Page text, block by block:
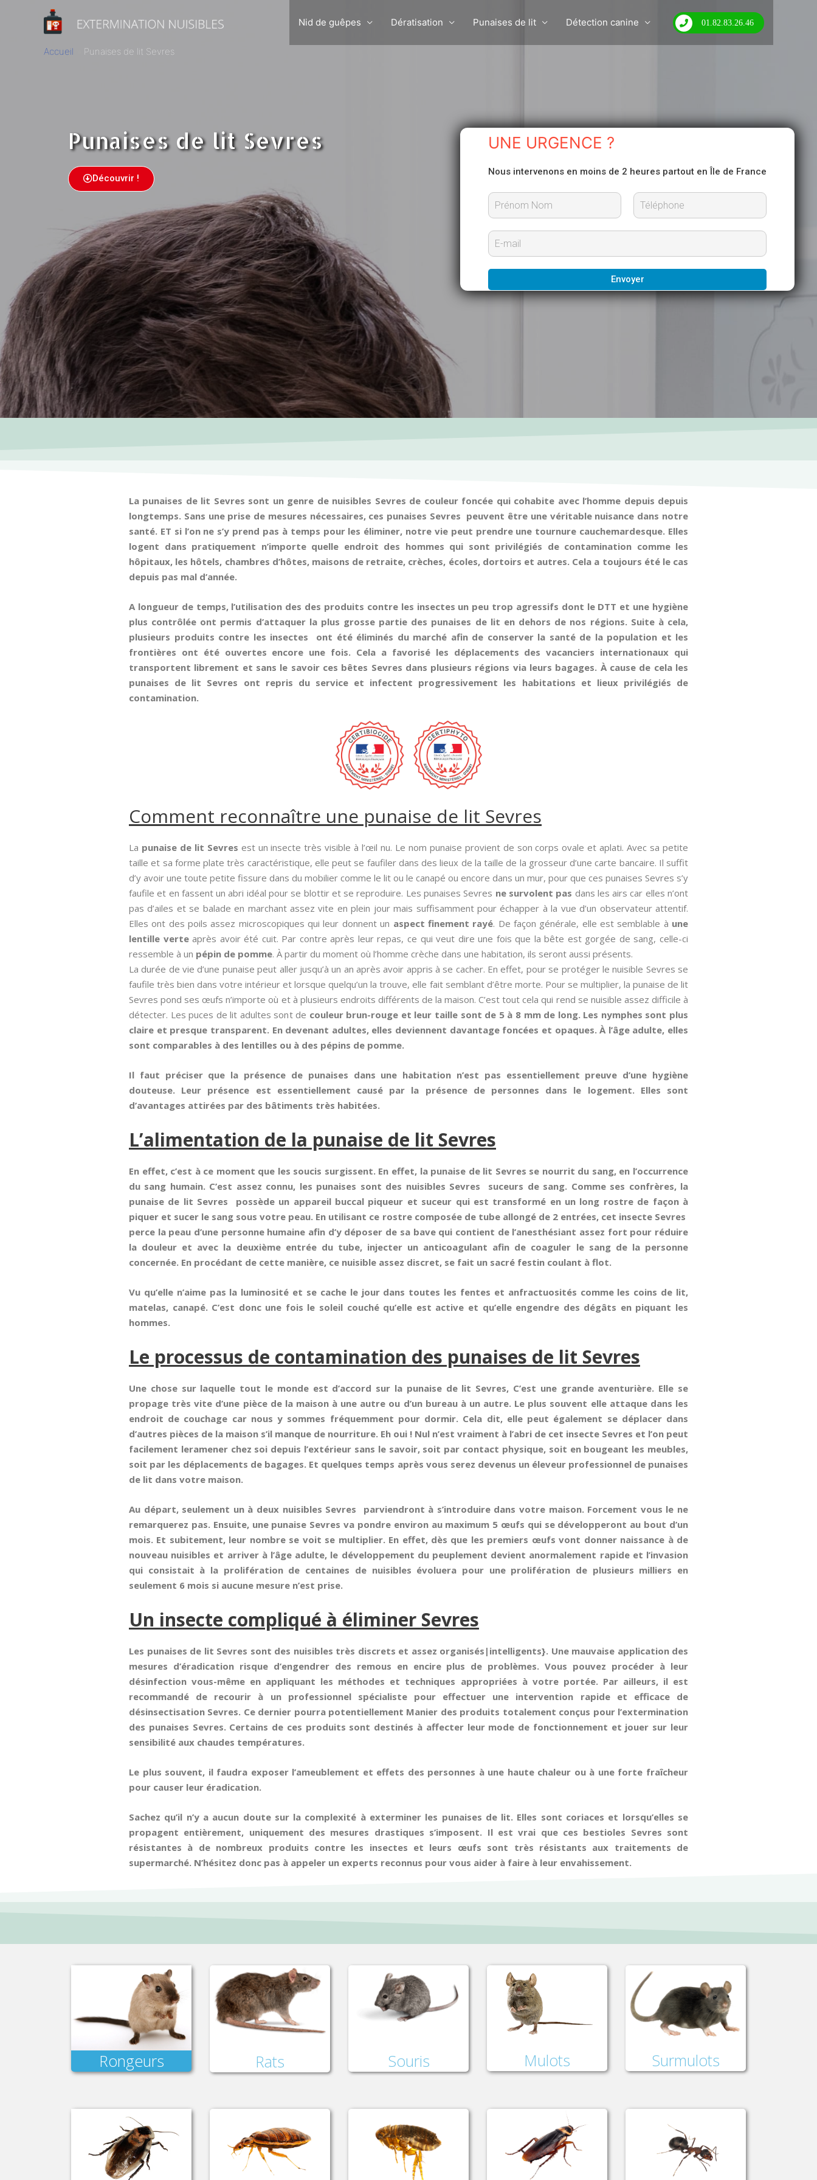
Nid de guêpes Dératisation Punaises de lit Détection canine 01.82.83.26.46
Accueil Punaises de lit Sevres
Punaises de lit Sevres
Découvrir !
UNE URGENCE ?
Nous intervenons en moins de 2 heures partout en Île de France
r
n
m
o
E
m
a
l
Envoyer
La punaises de lit Sevres sont un genre de nuisibles Sevres de couleur foncée qui cohabite avec l’homme depuis depuis
longtemps. Sans une prise de mesures nécessaires, ces punaises Sevres peuvent être une véritable nuisance dans notre
santé. ET si l’on ne s’y prend pas à temps pour les éliminer, notre vie peut prendre une tournure cauchemardesque. Elles
logent dans pratiquement n’importe quelle endroit des hommes qui sont privilégiés de contamination comme les
hôpitaux, les hôtels, chambres d’hôtes, maisons de retraite, crèches, écoles, dortoirs et autres. Cela a toujours été le cas
depuis pas mal d’année.
A longueur de temps, l’utilisation des des produits contre les insectes un peu trop agressifs dont le DTT et une hygiène
plus contrôlée ont permis d’attaquer la plus grosse partie des punaises de lit en dehors de nos régions. Suite à cela,
plusieurs produits contre les insectes ont été éliminés du marché afin de conserver la santé de la population et les
frontières ont été ouvertes encore une fois. Cela a favorisé les déplacements des vacanciers internationaux qui
transportent librement et sans le savoir ces bêtes Sevres dans plusieurs régions via leurs bagages. À cause de cela les
punaises de lit Sevres ont repris du service et infectent progressivement les habitations et lieux privilégiés de
contamination.
Comment reconnaître une punaise de lit Sevres
La punaise de lit Sevres est un insecte très visible à l’œil nu. Le nom punaise provient de son corps ovale et aplati. Avec sa petite
taille et sa forme plate très caractéristique, elle peut se faufiler dans des lieux de la taille de la grosseur d’une carte bancaire. Il suffit
d’y avoir une toute petite fissure dans du mobilier comme le lit ou le canapé ou encore dans un mur, pour que ces punaises Sevres s’y
faufile et en fassent un abri idéal pour se blottir et se reproduire. Les punaises Sevres ne survolent pas dans les airs car elles n’ont
pas d’ailes et se balade en marchant assez vite en plein jour mais suffisamment pour échapper à la vue d’un observateur attentif.
Elles ont des poils assez microscopiques qui leur donnent un aspect finement rayé. De façon générale, elle est semblable à une
lentille verteaprès avoir été cuit. Par contre après leur repas, ce qui veut dire une fois que la bête est gorgée de sang, celle-ci
ressemble à un pépin de pomme. À partir du moment où l’homme crèche dans une habitation, ils seront aussi présents.
La durée de vie d’une punaise peut aller jusqu’à un an après avoir appris à se cacher. En effet, pour se protéger le nuisible Sevres se
faufile très bien dans votre intérieur et lorsque quelqu’un la trouve, elle fait semblant d’être morte. Pour se multiplier, la punaise de lit
Sevres pond ses œufs n’importe où et à plusieurs endroits différents de la maison. C’est tout cela qui rend se nuisible assez difficile à
détecter. Les puces de lit adultes sont de couleur brun-rouge et leur taille sont de 5 à 8 mm de long. Les nymphes sont plus
claire et presque transparent. En devenant adultes, elles deviennent davantage foncées et opaques. À l’âge adulte, elles
sont comparables à des lentilles ou à des pépins de pomme.
Il faut préciser que la présence de punaises dans une habitation n’est pas essentiellement preuve d’une hygiène
douteuse. Leur présence est essentiellement causé par la présence de personnes dans le logement. Elles sont
d’avantages attirées par des bâtiments très habitées.
L’alimentation de la punaise de lit Sevres
En effet, c’est à ce moment que les soucis surgissent. En effet, la punaise de lit Sevres se nourrit du sang, en l’occurrence
du sang humain. C’est assez connu, les punaises sont des nuisibles Sevres suceurs de sang. Comme ses confrères, la
punaise de lit Sevres possède un appareil buccal piqueur et suceur qui est transformé en un long rostre de façon à
piquer et sucer le sang sous votre peau. En utilisant ce rostre composée de tube allongé de 2 entrées, cet insecte Sevres
perce la peau d’une personne humaine afin d’y déposer de sa bave qui contient de l’anesthésiant assez fort pour réduire
la douleur et avec la deuxième entrée du tube, injecter un anticoagulant afin de coaguler le sang de la personne
concernée. En procédant de cette manière, ce nuisible assez discret, se fait un sacré festin coulant à flot.
Vu qu’elle n’aime pas la luminosité et se cache le jour dans toutes les fentes et anfractuosités comme les coins de lit,
matelas, canapé. C’est donc une fois le soleil couché qu’elle est active et qu’elle engendre des dégâts en piquant les
hommes.
Le processus de contamination des punaises de lit Sevres
Une chose sur laquelle tout le monde est d’accord sur la punaise de lit Sevres, C’est une grande aventurière. Elle se
propage très vite d’une pièce de la maison à une autre ou d’un bureau à un autre. Le plus souvent elle attaque dans les
endroit de couchage car nous y sommes fréquemment pour dormir. Cela dit, elle peut également se déplacer dans
d’autres pièces de la maison s’il manque de nourriture. Eh oui ! Nul n’est vraiment à l’abri de cet insecte Sevres et l’on peut
facilement leramener chez soi depuis l’extérieur sans le savoir, soit par contact physique, soit en bougeant les meubles,
soit par les déplacements de bagages. Et quelques temps après vous serez devenus un éleveur professionnel de punaises
de lit dans votre maison.
Au départ, seulement un à deux nuisibles Sevres parviendront à s’introduire dans votre maison. Forcement vous le ne
remarquerez pas. Ensuite, une punaise Sevres va pondre environ au maximum 5 œufs qui se développeront au bout d’un
mois. Et subitement, leur nombre se voit se multiplier. En effet, dès que les premiers œufs vont donner naissance à de
nouveau nuisibles et arriver à l’âge adulte, le développement du peuplement devient anormalement rapide et l’invasion
qui consistait à la prolifération de centaines de nuisibles évoluera pour une prolifération de plusieurs milliers en
seulement 6 mois si aucune mesure n’est prise.
Un insecte compliqué à éliminer Sevres
Les punaises de lit Sevres sont des nuisibles très discrets et assez organisés|intelligents}. Une mauvaise application des
mesures d’éradication risque d’engendrer des remous en encire plus de problèmes. Vous pouvez procéder à leur
désinfection vous-même en appliquant les méthodes et techniques appropriées à votre portée. Par ailleurs, il est
recommandé de recourir à un professionnel spécialiste pour effectuer une intervention rapide et efficace de
désinsectisation Sevres. Ce dernier pourra potentiellement Manier des produits totalement conçus pour l’extermination
des punaises Sevres. Certains de ces produits sont destinés à affecter leur mode de fonctionnement et jouer sur leur
sensibilité aux chaudes températures.
Le plus souvent, il faudra exposer l’ameublement et effets des personnes à une haute chaleur ou à une forte fraîcheur
pour causer leur éradication.
Sachez qu’il n’y a aucun doute sur la complexité à exterminer les punaises de lit. Elles sont coriaces et lorsqu’elles se
propagent entièrement, uniquement des mesures drastiques s’imposent. Il est vrai que ces bestioles Sevres sont
résistantes à de nombreux produits contre les insectes et leurs œufs sont très résistants aux traitements de
supermarché. N’hésitez donc pas à appeler un experts reconnus pour vous aider à faire à leur envahissement.
Rongeurs Rats Souris Mulots Surmulots